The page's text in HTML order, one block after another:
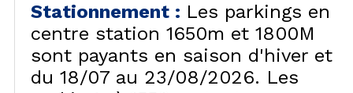
Stationnement : Les parkings en
centre station 1650m et 1800M
sont payants en saison d'hiver et
du 18/07 au 23/08/2026. Les